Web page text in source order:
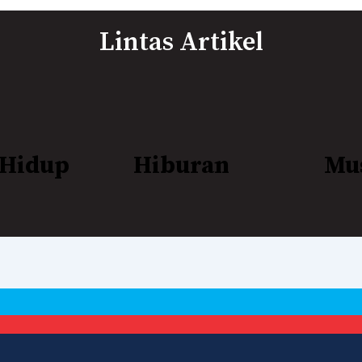
Lintas Artikel
Hiburan